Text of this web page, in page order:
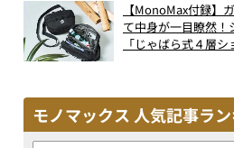
【MonoMax付録】
て中身が一目瞭然！
「じゃばら式４層
モノマックス 人気記事ラ